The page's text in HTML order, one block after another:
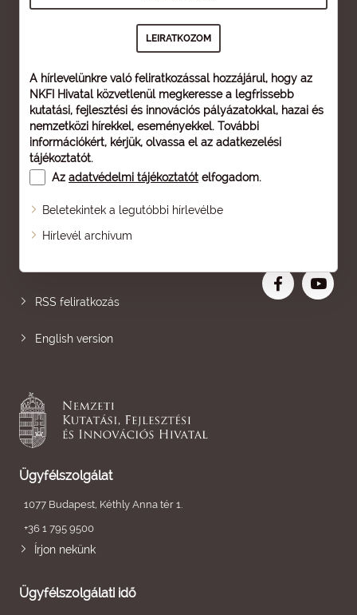
A hírlevelünkre való feliratkozással hozzájárul, hogy az
NKFI Hivatal közvetlenül megkeresse a legfrissebb
kutatási, fejlesztési és innovációs pályázatokkal, hazai és
nemzetközi hírekkel, eseményekkel. További
információkért, kérjük, olvassa el az adatkezelési
tájékoztatót.
Az adatvédelmi tájékoztatót elfogadom.
Beletekintek a legutóbbi hírlevélbe
Hírlevél archívum
Oldaltérkép
RSS feliratkozás
English version
Ügyfélszolgálat
1077 Budapest, Kéthly Anna tér 1.
+36 1 795 9500
Írjon nekünk
Ügyfélszolgálati idő